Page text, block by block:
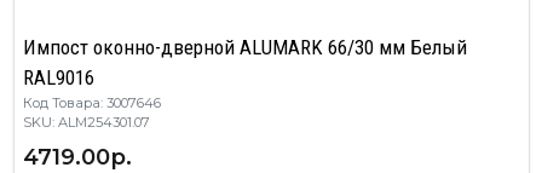
Импост оконно-дверной ALUMARK 66/30 мм Белый
RAL9016
Код Товара: 3007646
SKU: ALM254301.07
4719.00р.